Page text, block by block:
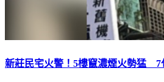
新莊民宅火警！5樓竄濃煙火勢猛 7